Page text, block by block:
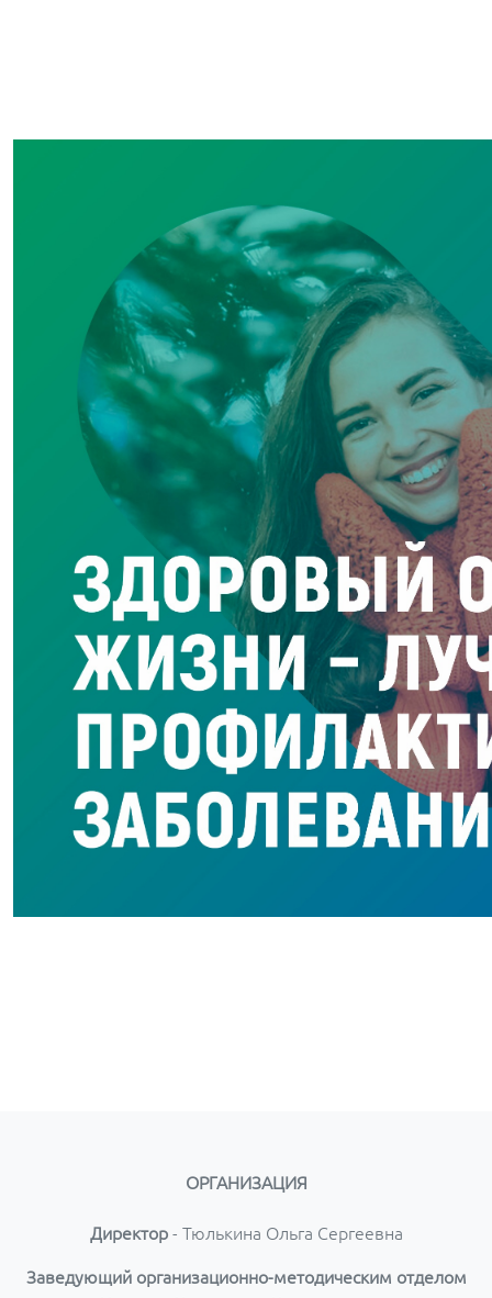
ОРГАНИЗАЦИЯ
Директор - Тюлькина Ольга Сергеевна
Заведующий организационно-методическим отделом